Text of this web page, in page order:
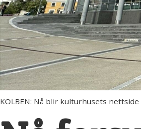
KOLBEN: Nå blir kulturhusets nettside